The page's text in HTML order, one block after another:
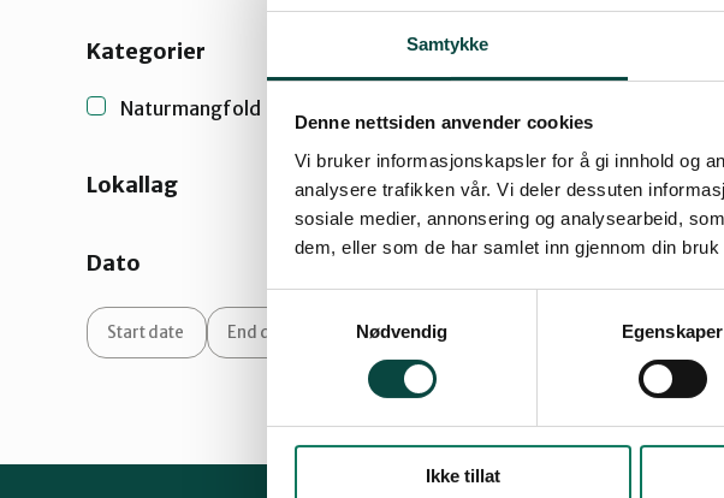
Samtykke
Denne nettsiden anvender cookies
Vi bruker informasjonskapsler for å gi innhold og
analysere trafikken vår. Vi deler dessuten
sosiale medier, annonsering og analysearbeid,
dem, eller som de har samlet inn gjennom din
Samtykkevalg
Nødvendig
Egenskaper
Ikke tillat
Verdal
Kategorier
Naturmangfold
Lokallag
Dato